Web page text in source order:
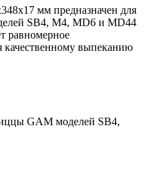
мм предназначен для
SB4, M4, MD6 и MD44
равномерное
качественному выпеканию
GAM моделей SB4,